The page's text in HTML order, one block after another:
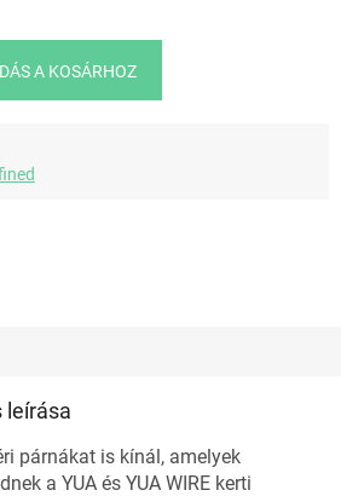
A KOSÁRHOZ
leírása
párnákat is kínál, amelyek
a YUA és YUA WIRE kerti